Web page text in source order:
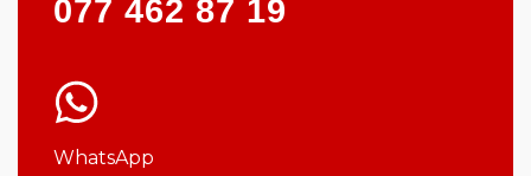
077 462 87 19
WhatsApp